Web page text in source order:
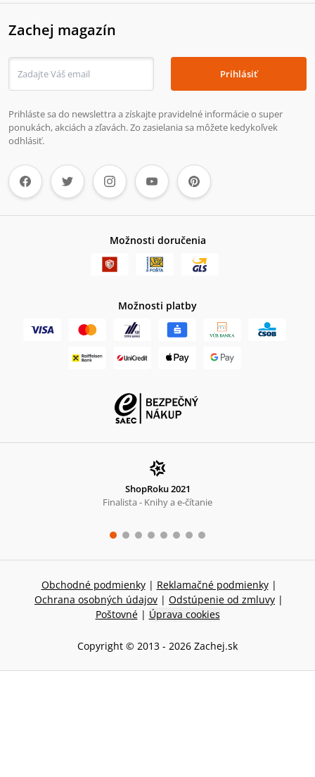
Zachej magazín
Prihlásiť
Prihláste sa do newslettra a získajte pravidelné informácie o super
ponukách, akciách a zľavách. Zo zasielania sa môžete kedykoľvek
odhlásiť.
Možnosti doručenia
Možnosti platby
ShopRoku 2021
Finalista - Knihy a e-čítanie
Obchodné podmienky | Reklamačné podmienky |
Ochrana osobných údajov | Odstúpenie od zmluvy |
Poštovné | Úprava cookies
Copyright © 2013 - 2026 Zachej.sk